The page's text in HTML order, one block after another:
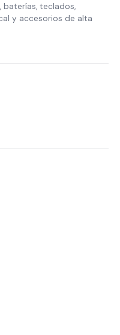
baterías, teclados,
y accesorios de alta